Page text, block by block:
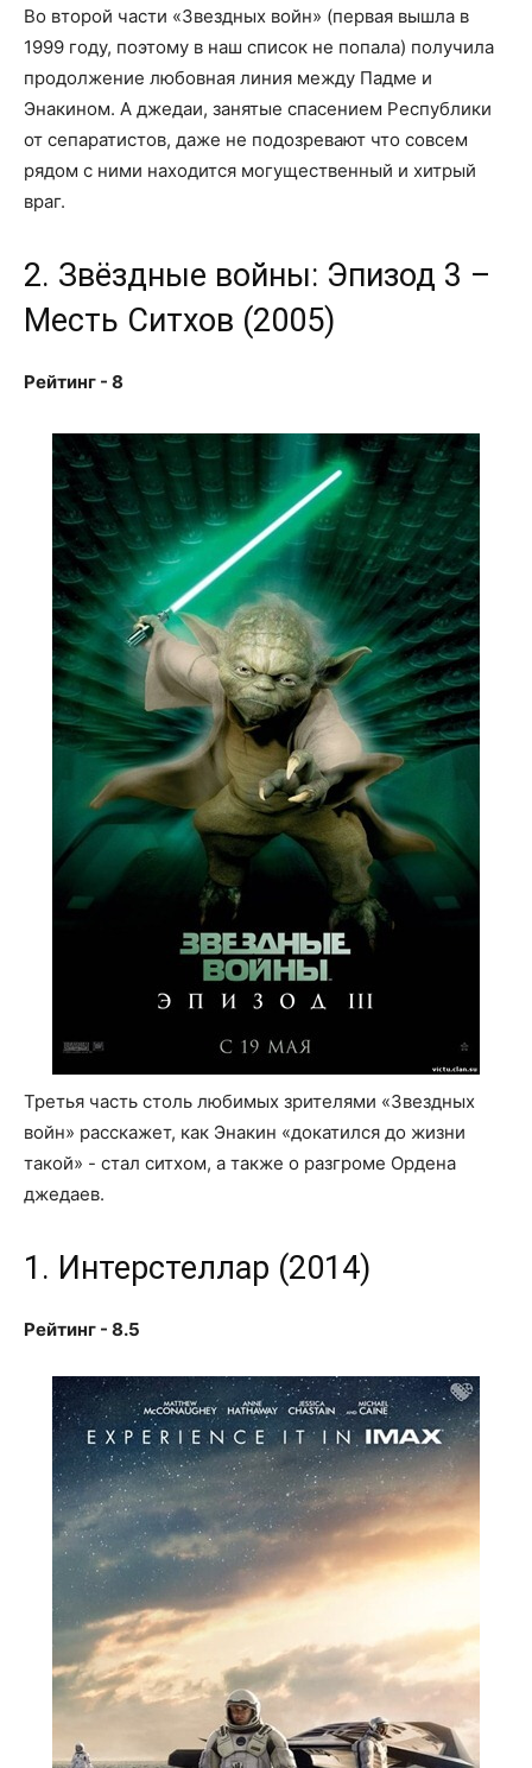
Во второй части «Звездных войн» (первая вышла в
1999 году, поэтому в наш список не попала) получила
продолжение любовная линия между Падме и
Энакином. А джедаи, занятые спасением Республики
от сепаратистов, даже не подозревают что совсем
рядом с ними находится могущественный и хитрый
враг.
2. Звёздные войны: Эпизод 3 –
Месть Ситхов (2005)
Рейтинг - 8
Третья часть столь любимых зрителями «Звездных
войн» расскажет, как Энакин «докатился до жизни
такой» - стал ситхом, а также о разгроме Ордена
джедаев.
1. Интерстеллар (2014)
Рейтинг - 8.5